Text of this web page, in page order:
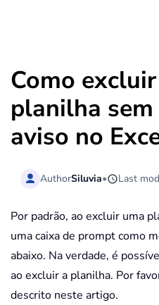
Como
planilha
aviso no
AuthorSiluvia• Last
Por padrão, ao excluir uma
uma caixa de prompt como
abaixo. Na verdade, é
ao excluir a planilha. Por
descrito neste artigo.